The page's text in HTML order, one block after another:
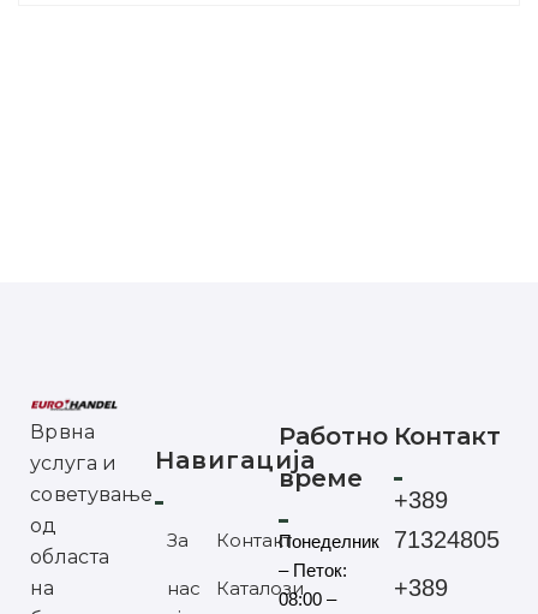
Врвна
услуга и
советување
од
областа
на
Навигација
За
нас
Контакт
Каталози
Работно
време
Понеделник
– Петок:
08:00 –
Контакт
+389
71324805
+389